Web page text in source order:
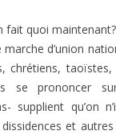
fait quoi maintenant?
marche d’union
chrétiens, taoïstes,
se prononcer
supplient qu’on
et